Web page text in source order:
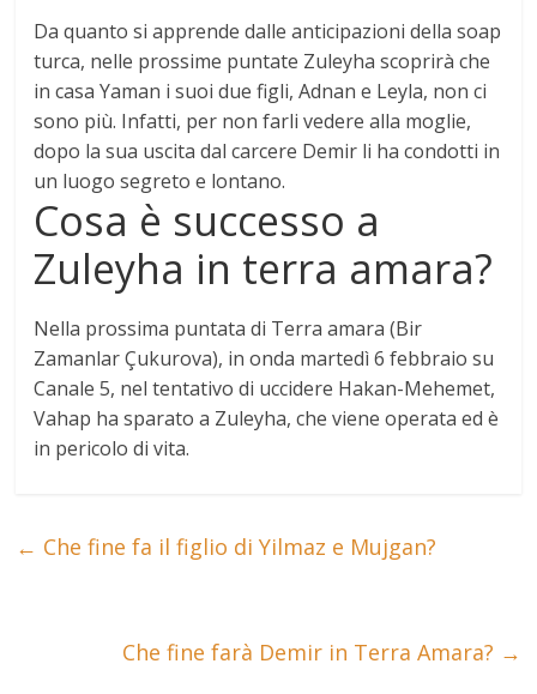
Da quanto si apprende dalle anticipazioni della soap
turca, nelle prossime puntate Zuleyha scoprirà che
in casa Yaman i suoidue figli, Adnan e Leyla, non ci
sono più. Infatti, per non farli vedere alla moglie,
dopo la sua uscita dal carcere Demir li ha condotti in
un luogo segreto e lontano.
Cosa è successo a
Zuleyha in terra amara?
Nella prossima puntata di Terra amara (Bir
Zamanlar Çukurova), in onda martedì 6 febbraio su
Canale 5, nel tentativo di uccidere Hakan-Mehemet,
Vahap ha sparato a Zuleyha, che viene operata ed è
in pericolo di vita.
← Che fine fa il figlio di Yilmaz e Mujgan?
Che fine farà Demir in Terra Amara? →